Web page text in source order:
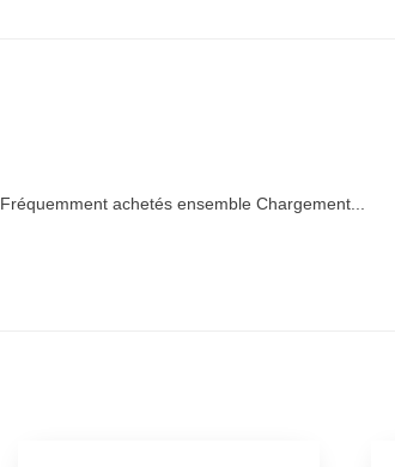
Fréquemment achetés ensemble Chargement...